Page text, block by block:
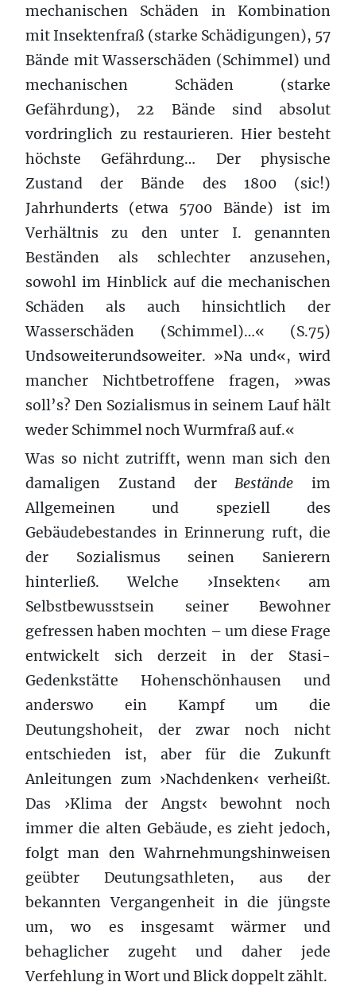
mechanischen Schäden in Kombination
mit Insektenfraß (starke Schädigungen), 57
Bände mit Wasserschäden (Schimmel) und
mechanischen Schäden (starke
Gefährdung), 22 Bände sind absolut
vordringlich zu restaurieren. Hier besteht
höchste Gefährdung… Der physische
Zustand der Bände des 1800 (sic!)
Jahrhunderts (etwa 5700 Bände) ist im
Verhältnis zu den unter I. genannten
Beständen als schlechter anzusehen,
sowohl im Hinblick auf die mechanischen
Schäden als auch hinsichtlich der
Wasserschäden (Schimmel)…« (S.75)
Undsoweiterundsoweiter. »Na und«, wird
mancher Nichtbetroffene fragen, »was
soll’s? Den Sozialismus in seinem Lauf hält
weder Schimmel noch Wurmfraß auf.«
Was so nicht zutrifft, wenn man sich den
damaligen Zustand derBestände im
Allgemeinen und speziell des
Gebäudebestandes in Erinnerung ruft, die
der Sozialismus seinen Sanierern
hinterließ. Welche ›Insekten‹ am
Selbstbewusstsein seiner Bewohner
gefressen haben mochten – um diese Frage
entwickelt sich derzeit in der Stasi-
Gedenkstätte Hohenschönhausen und
anderswo ein Kampf um die
Deutungshoheit, der zwar noch nicht
entschieden ist, aber für die Zukunft
Anleitungen zum ›Nachdenken‹ verheißt.
Das ›Klima der Angst‹ bewohnt noch
immer die alten Gebäude, es zieht jedoch,
folgt man den Wahrnehmungshinweisen
geübter Deutungsathleten, aus der
bekannten Vergangenheit in die jüngste
um, wo es insgesamt wärmer und
behaglicher zugeht und daher jede
Verfehlung in Wort und Blick doppelt zählt.